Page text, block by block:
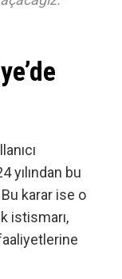
yılından bu
Bu karar ise o
istismarı,